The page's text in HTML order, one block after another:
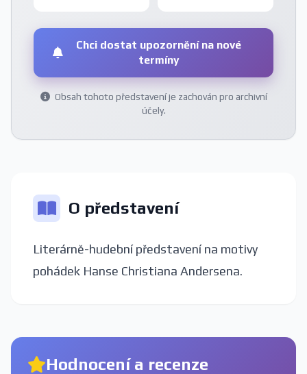
Chci dostat upozornění na nové
termíny
Obsah tohoto představení je zachován pro archivní
účely.
O představení
Literárně-hudební představení na motivy
pohádek Hanse Christiana Andersena.
Hodnocení a recenze